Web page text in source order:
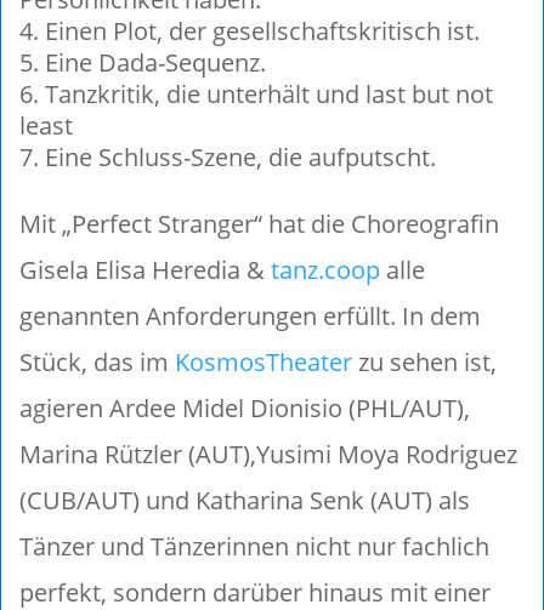
Einen Plot, der gesellschaftskritisch ist.
Eine Dada-Sequenz.
Tanzkritik, die unterhält und last but not
least
Eine Schluss-Szene, die aufputscht.
Mit „Perfect Stranger“ hat die Choreografin
Gisela Elisa Heredia & tanz.coop alle
genannten Anforderungen erfüllt. In dem
Stück, das im KosmosTheaterzu sehen ist,
agieren Ardee Midel Dionisio (PHL/AUT),
Marina Rützler (AUT),Yusimi Moya Rodriguez
(CUB/AUT) und Katharina Senk (AUT) als
Tänzer und Tänzerinnen nicht nur fachlich
perfekt, sondern darüber hinaus mit einer